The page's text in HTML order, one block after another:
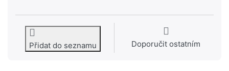
Přidat do seznamu Doporučit ostatním